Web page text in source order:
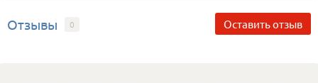
Отзывы 0 Оставить отзыв